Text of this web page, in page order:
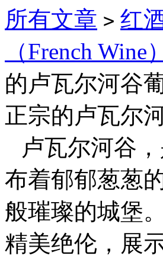
所有文章 > 红
（French Wine）
的卢瓦尔河谷
正宗的卢瓦尔
卢瓦尔河谷
布着郁郁葱葱
般璀璨的城堡
精美绝伦，展